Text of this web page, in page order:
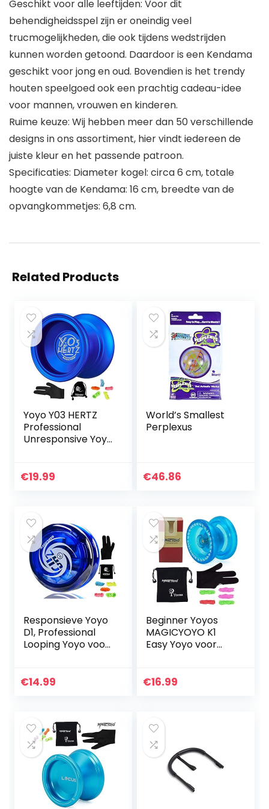
Geschikt voor alle leeftijden: Voor dit
behendigheidsspel zijn er oneindig veel
trucmogelijkheden, die ook tijdens wedstrijden
kunnen worden getoond. Daardoor is een Kendama
geschikt voor jong en oud. Bovendien is het trendy
houten speelgoed ook een prachtig cadeau-idee
voor mannen, vrouwen en kinderen.
Ruime keuze: Wij hebben meer dan 50 verschillende
designs in ons assortiment, hier vindt iedereen de
juiste kleur en het passende patroon.
Specificaties: Diameter kogel: circa 6 cm, totale
hoogte van de Kendama: 16 cm, breedte van de
opvangkommetjes: 6,8 cm.
Related Products
Yoyo Y03 HERTZ
Professional
Unresponsive Yoyo
YoYo Ball Bearing
€19.99
World’s Smallest
Perplexus
€46.86
Responsieve Yoyo
D1, Professional
Looping Yoyo voor
snaren +
€14.99
Beginner Yoyos
MAGICYOYO K1
Easy Yoyo voor
Plastic Yo Yo Set
€16.99